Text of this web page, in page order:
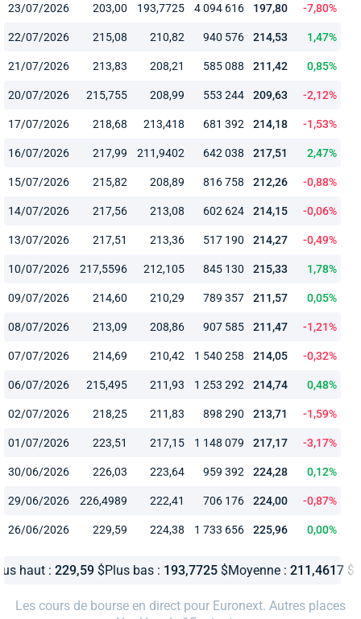
23/07/2026 203,00 193,7725 4 094 616 197,80 -7,80%
22/07/2026 215,08 210,82 940 576 214,53 1,47%
21/07/2026 213,83 208,21 585 088 211,42 0,85%
20/07/2026 215,755 208,99 553 244 209,63 -2,12%
17/07/2026 218,68 213,418 681 392 214,18 -1,53%
16/07/2026 217,99 211,9402 642 038 217,51 2,47%
15/07/2026 215,82 208,89 816 758 212,26 -0,88%
14/07/2026 217,56 213,08 602 624 214,15 -0,06%
13/07/2026 217,51 213,36 517 190 214,27 -0,49%
10/07/2026 217,5596 212,105 845 130 215,33 1,78%
09/07/2026 214,60 210,29 789 357 211,57 0,05%
08/07/2026 213,09 208,86 907 585 211,47 -1,21%
07/07/2026 214,69 210,42 1 540 258 214,05 -0,32%
06/07/2026 215,495 211,93 1 253 292 214,74 0,48%
02/07/2026 218,25 211,83 898 290 213,71 -1,59%
01/07/2026 223,51 217,15 1 148 079 217,17 -3,17%
30/06/2026 226,03 223,64 959 392 224,28 0,12%
29/06/2026 226,4989 222,41 706 176 224,00 -0,87%
26/06/2026 229,59 224,38 1 733 656 225,96 0,00%
haut : 229,59$Plus bas : 193,7725$Moyenne : 211,4617$
Les cours de bourse en direct pour Euronext. Autres places